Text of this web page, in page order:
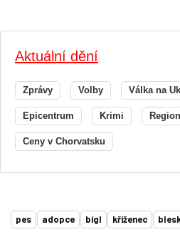
Aktuální dění
Zprávy Volby Válka na
Epicentrum Krimi
Ceny v Chorvatsku
pes adopce bígl kříženec